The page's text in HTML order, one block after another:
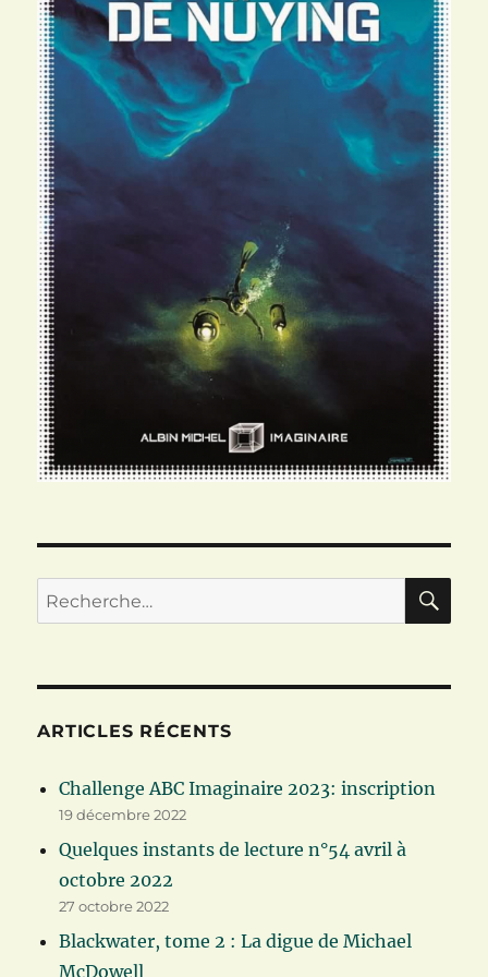
Recherche
pour :
ARTICLES RÉCENTS
Challenge ABC Imaginaire 2023: inscription
19 décembre 2022
Quelques instants de lecture n°54 avril à
octobre 2022
27 octobre 2022
Blackwater, tome 2 : La digue de Michael
McDowell